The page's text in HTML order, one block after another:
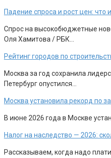
Падение спроса и рост цен:
Спрос на высокобюджетные
Оля Хамитова / РБК…
Рейтинг городов по
Москва за год сохранила
Петербург опустился…
Москва установила рекорд по
В июне 2026 года в Москве
Налог на наследство — 2026:
Рассказываем, когда надо